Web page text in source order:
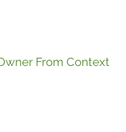
From Context